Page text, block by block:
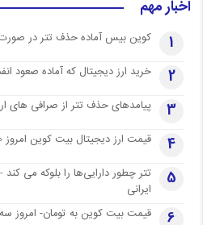
اخبار مهم
1 کوین بیس آماده حذف تتر در صورت
2 خرید ارز دیجیتال که آماده صعود
3 پیامدهای حذف تتر از صرافی های
4 قیمت ارز دیجیتال بیت کوین امروز 20 اسفند 1403
5
تتر چطور دارایی‌ها را بلوکه می
ایرانی
6 قیمت بیت کوین به تومان- امروز سه شنبه 7